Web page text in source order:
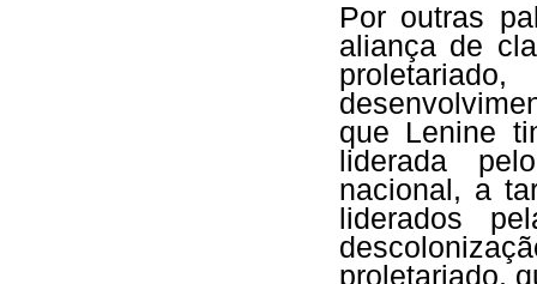
Por outras
aliança de
que Lenine
liderada
nacional, a
liderados
proletariado,